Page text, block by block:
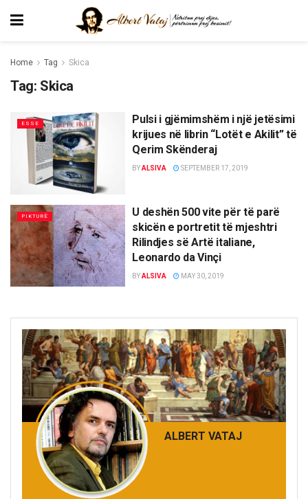
Home Tag Skica
Tag: Skica
ESSE
Pulsi i gjëmimshëm i një jetësimi
krijues në librin “Lotët e Akilit” të
Qerim Skënderaj
BYALSIVA SEPTEMBER 17, 2019
PIKTURË
U deshën 500 vite për të parë
skicën e portretit të mjeshtri
Rilindjes së Artë italiane,
Leonardo da Vinçi
BYALSIVA MAY 30, 2019
ALBERT VATAJ